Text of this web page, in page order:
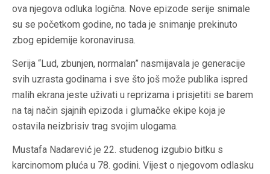
ova njegova odluka logična. Nove epizode serije snimale
su se početkom godine, no tada je snimanje prekinuto
zbog epidemije koronavirusa.
Serija “Lud, zbunjen, normalan” nasmijavala je generacije
svih uzrasta godinama i sve što još može publika ispred
malih ekrana jeste uživati u reprizama i prisjetiti se barem
na taj način sjajnih epizoda i glumačke ekipe koja je
ostavila neizbrisiv trag svojim ulogama.
Mustafa Nadarević je 22. studenog izgubio bitku s
karcinomom pluća u 78. godini. Vijest o njegovom odlasku